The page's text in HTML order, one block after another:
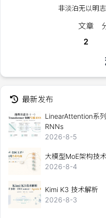
非淡泊无以明
文章
2
最新发布
LinearAttention系
RNNs
2026-8-5
大模型MoE架构技
2026-8-4
Kimi K3 技术解析
2026-8-3